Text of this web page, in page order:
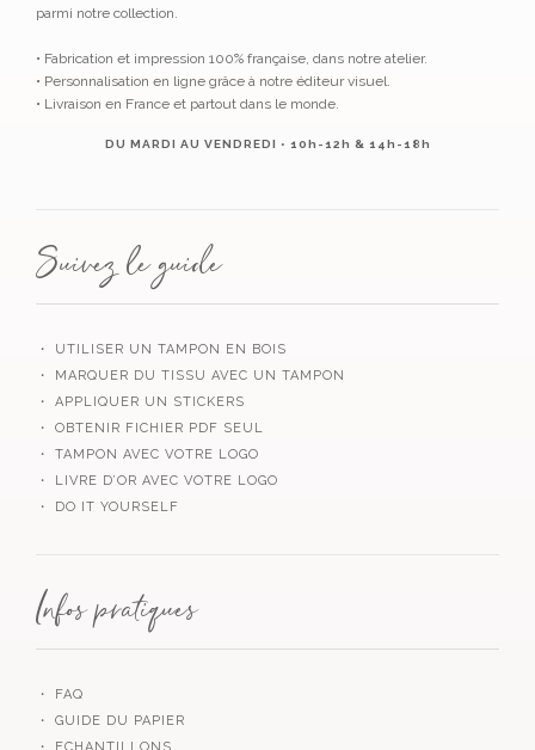
parmi notre collection.
• Fabrication et impression 100% française, dans notre atelier.
• Personnalisation en ligne grâce à notre éditeur visuel.
• Livraison en France et partout dans le monde.
DU MARDI AU VENDREDI • 10h-12h & 14h-18h
Suivez le guide
・ UTILISER UN TAMPON EN BOIS
・ MARQUER DU TISSU AVEC UN TAMPON
・ APPLIQUER UN STICKERS
・ OBTENIR FICHIER PDF SEUL
・ TAMPON AVEC VOTRE LOGO
・ LIVRE D’OR AVEC VOTRE LOGO
・ DO IT YOURSELF
Infos pratiques
・ FAQ
・ GUIDE DU PAPIER
・ ECHANTILLONS